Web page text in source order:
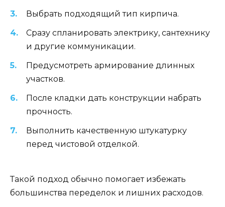
Выбрать подходящий тип кирпича.
Сразу спланировать электрику, сантехнику
и другие коммуникации.
Предусмотреть армирование длинных
участков.
После кладки дать конструкции набрать
прочность.
Выполнить качественную штукатурку
перед чистовой отделкой.
Такой подход обычно помогает избежать
большинства переделок и лишних расходов.